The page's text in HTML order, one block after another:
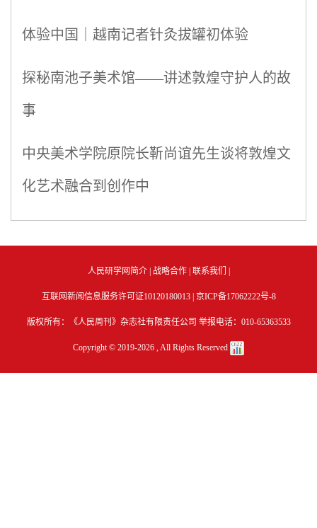
体验中国｜越南记者针灸拔罐初体验
探秘南池子美术馆——讲述敦煌守护人的故
事
中央美术学院原院长靳尚谊先生谈将敦煌文
化艺术融合到创作中
人民研学网简介| 战略合作| 联系我们
互联网新闻信息服务许可证10120180013 | 京ICP备17062222号-8
版权所有：《人民周刊》杂志社有限责任公司 举报电话：010-65363533
Copyright © 2019-2026 , All Rights Reserved